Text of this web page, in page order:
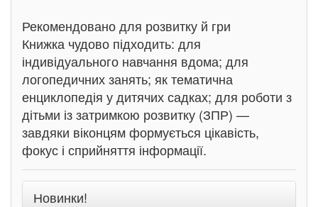
Рекомендовано для розвитку й гри
Книжка чудово підходить: для
індивідуального навчання вдома; для
логопедичних занять; як тематична
енциклопедія у дитячих садках; для роботи з
дітьми із затримкою розвитку (ЗПР) —
завдяки віконцям формується цікавість,
фокус і сприйняття інформації.
Новинки!